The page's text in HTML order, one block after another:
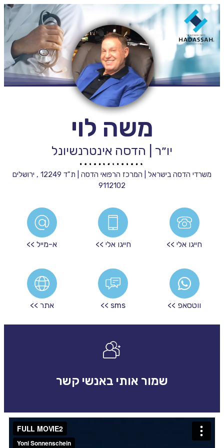
משה לוי
יו״ר | הדסה אינטרנשיונל
משרדי הדסה בישראל | המרכז הרפואי הדסה | ת"ד 12249 , ירושלים
9112102
חייגו אלי >> חייגו אלי >> א-מייל >>
ווטסאפ >> sms >> אתר >>
שמור אותי באנשי קשר